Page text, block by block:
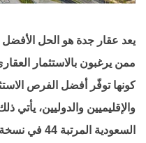
يعد عقار جدة هو الحل
ممن يرغبون بالاستثمار
كونها توفّر أفضل الفرص
والإقليميين والدوليين، يأتي